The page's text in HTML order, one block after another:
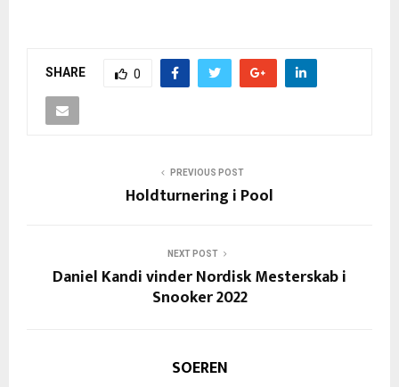
SHARE 0
PREVIOUS POST
Holdturnering i Pool
NEXT POST
Daniel Kandi vinder Nordisk Mesterskab i
Snooker 2022
SOEREN